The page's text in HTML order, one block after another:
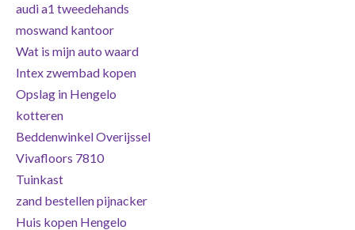
audi a1 tweedehands
moswand kantoor
Wat is mijn auto waard
Intex zwembad kopen
Opslag in Hengelo
kotteren
Beddenwinkel Overijssel
Vivafloors 7810
Tuinkast
zand bestellen pijnacker
Huis kopen Hengelo